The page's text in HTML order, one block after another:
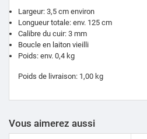
Largeur: 3,5 cm environ
Longueur totale: env. 125 cm
Calibre du cuir: 3 mm
Boucle en laiton vieilli
Poids: env. 0,4 kg
Poids de livraison: 1,00 kg
Vous aimerez aussi